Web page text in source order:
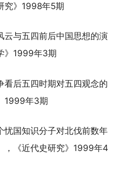
究》1998年5期
云与五四前后中国思想的演
》1999年3期
看后五四时期对五四观念的
1999年3期
忧国知识分子对北伐前数年
，《近代史研究》1999年4